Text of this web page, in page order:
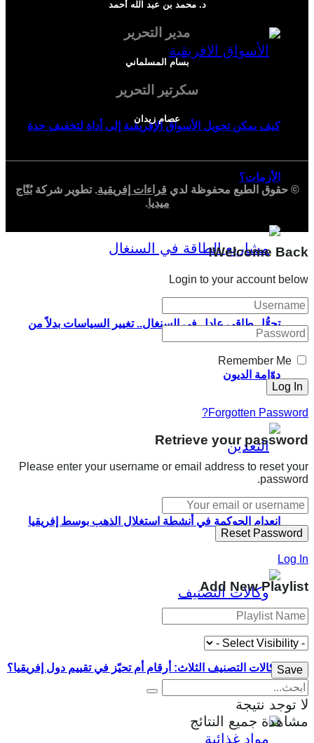
كيف يمكن تحويل الأسواق الإفريقية إلى أداة لتخفيف حدة
الأزمات؟
تحوُّل طاقي عادل في السنغال.. تغيير السياسات بدلاً من
دوّامة الديون
انعدام الحوكمة في أنشطة استغلال الذهب بوسط إفريقيا
وكالات التصنيف الثلاث: أرقام أم تحيّز في تقييم دول إفريقيا؟
د. محمد بن عبد الله أحمد
مدير التحرير
بسام المسلماني
سكرتير التحرير
عصام زيدان
© حقوق الطبع محفوظة لدي قراءات إفريقية. تطوير شركةبُنّاج
ميديا.
Welcome Back!
Login to your account below
Remember Me
Forgotten Password?
Retrieve your password
Please enter your username or email address to reset your
password.
Log In
Add New Playlist
لا توجد نتيجة
مشاهدة جميع النتائج